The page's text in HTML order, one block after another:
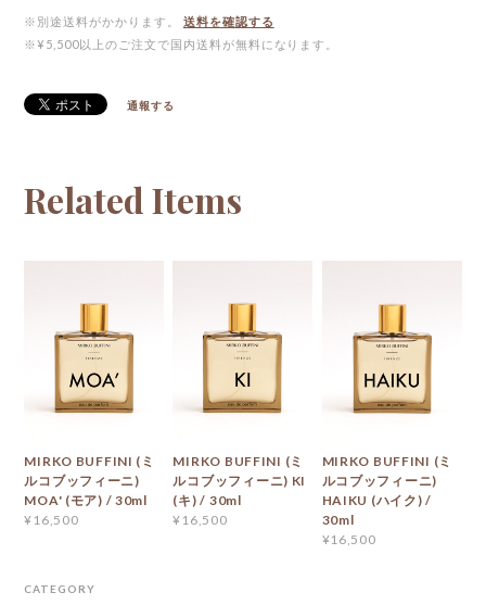
※別途送料がかかります。
送料を確認する
※¥5,500以上のご注文で国内送料が無料になります。
通報する
Related Items
MIRKO BUFFINI (ミ
ルコブッフィーニ)
MOA' (モア) / 30ml
¥16,500
MIRKO BUFFINI (ミ
ルコブッフィーニ) KI
(キ) / 30ml
¥16,500
MIRKO BUFFINI (ミ
ルコブッフィーニ)
HAIKU (ハイク) /
30ml
¥16,500
CATEGORY